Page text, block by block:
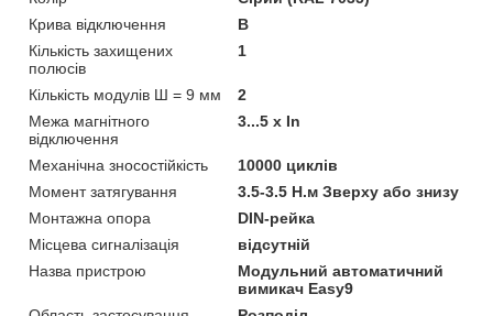
Крива відключення
B
Кількість захищених
полюсів
1
Кількість модулів Ш = 9 мм
2
Межа магнітного
відключення
3...5 x In
Механічна зносостійкість
10000 циклів
Момент затягування
3.5-3.5 Н.м Зверху або знизу
Монтажна опора
DIN-рейка
Місцева сигналізація
відсутній
Назва пристрою
Модульний автоматичний
вимикач Easy9